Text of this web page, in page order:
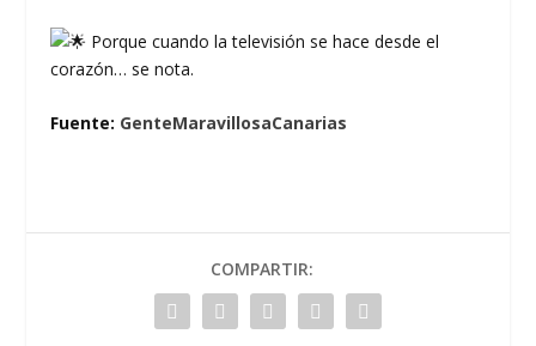
Porque cuando la televisión se hace desde el
corazón… se nota.
Fuente: GenteMaravillosaCanarias
COMPARTIR: